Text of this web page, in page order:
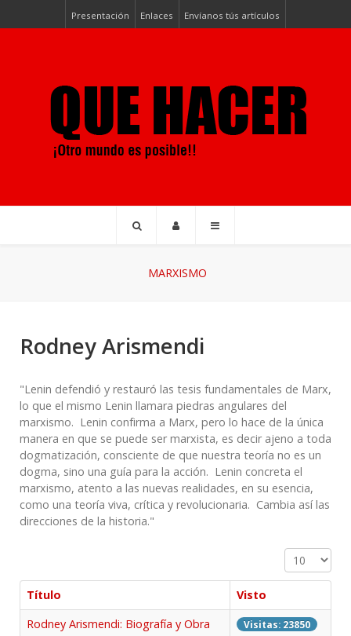
Presentación Enlaces Envíanos tús artículos
MARXISMO
Rodney Arismendi
"Lenin defendió y restauró las tesis fundamentales de Marx,
lo que el mismo Lenin llamara piedras angulares del
marxismo. Lenin confirma a Marx, pero lo hace de la única
manera en que se puede ser marxista, es decir ajeno a toda
dogmatización, consciente de que nuestra teoría no es un
dogma, sino una guía para la acción. Lenin concreta el
marxismo, atento a las nuevas realidades, en su esencia,
como una teoría viva, crítica y revolucionaria. Cambia así las
direcciones de la historia."
Cantidad a
Título
Visto
Rodney Arismendi: Biografía y Obra
Visitas: 23850